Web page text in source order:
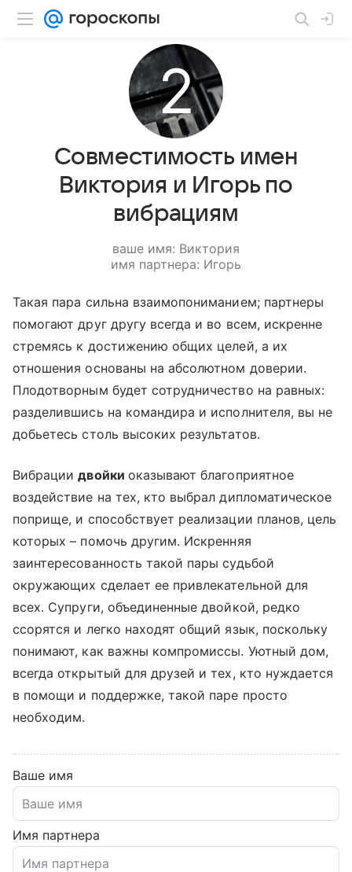
Совместимость имен
Виктория и Игорь по
вибрациям
ваше имя: Виктория
имя партнера: Игорь
Такая пара сильна взаимопониманием; партнеры
помогают друг другу всегда и во всем, искренне
стремясь к достижению общих целей, а их
отношения основаны на абсолютном доверии.
Плодотворным будет сотрудничество на равных:
разделившись на командира и исполнителя, вы не
добьетесь столь высоких результатов.
Вибрациидвойки оказывают благоприятное
воздействие на тех, кто выбрал дипломатическое
поприще, и способствует реализации планов, цель
которых – помочь другим. Искренняя
заинтересованность такой пары судьбой
окружающих сделает ее привлекательной для
всех. Супруги, объединенные двойкой, редко
ссорятся и легко находят общий язык, поскольку
понимают, как важны компромиссы. Уютный дом,
всегда открытый для друзей и тех, кто нуждается
в помощи и поддержке, такой паре просто
необходим.
Ваше имя
Имя партнера